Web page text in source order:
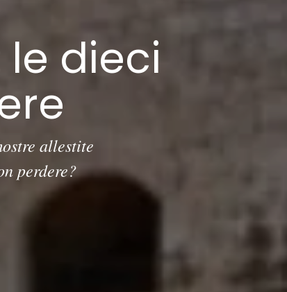
le dieci
allestite
perdere?